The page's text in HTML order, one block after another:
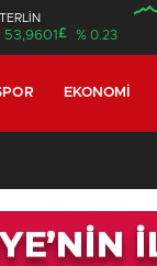
53,9601 £ % 0.23
EKONOMI